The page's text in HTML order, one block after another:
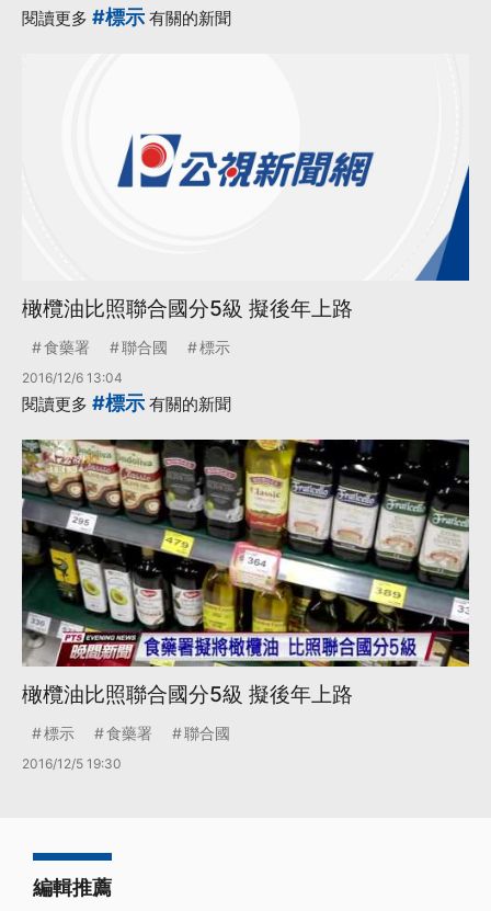
閱讀更多 #標示 有關的新聞
橄欖油比照聯合國分5級 擬後年上路
食藥署 聯合國 標示
2016/12/6 13:04
閱讀更多 #標示 有關的新聞
橄欖油比照聯合國分5級 擬後年上路
標示 食藥署 聯合國
2016/12/5 19:30
編輯推薦